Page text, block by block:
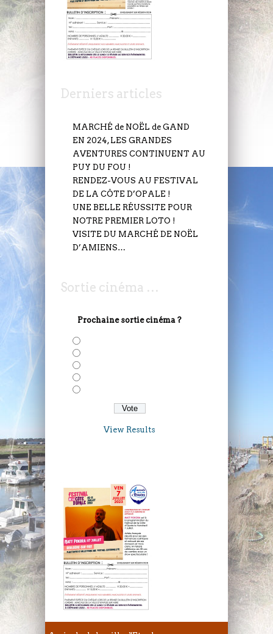
Derniers articles
MARCHÉ de NOËL de GAND
EN 2024, LES GRANDES
AVENTURES CONTINUENT AU
PUY DU FOU !
RENDEZ-VOUS AU FESTIVAL
DE LA CÔTE D’OPALE !
UNE BELLE RÉUSSITE POUR
NOTRE PREMIER LOTO !
VISITE DU MARCHÉ DE NOËL
D’AMIENS…
Sortie cinéma …
Prochaine sortie cinéma ?
View Results